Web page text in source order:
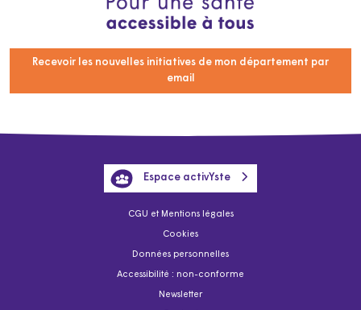
Recevoir les nouvelles initiatives de mon département par
email
CGU et Mentions légales
Cookies
Données personnelles
Accessibilité : non-conforme
Newsletter
Espace activYste